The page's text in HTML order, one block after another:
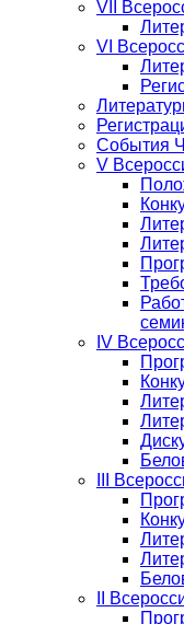
VII
VI
События
V
IV
III
II